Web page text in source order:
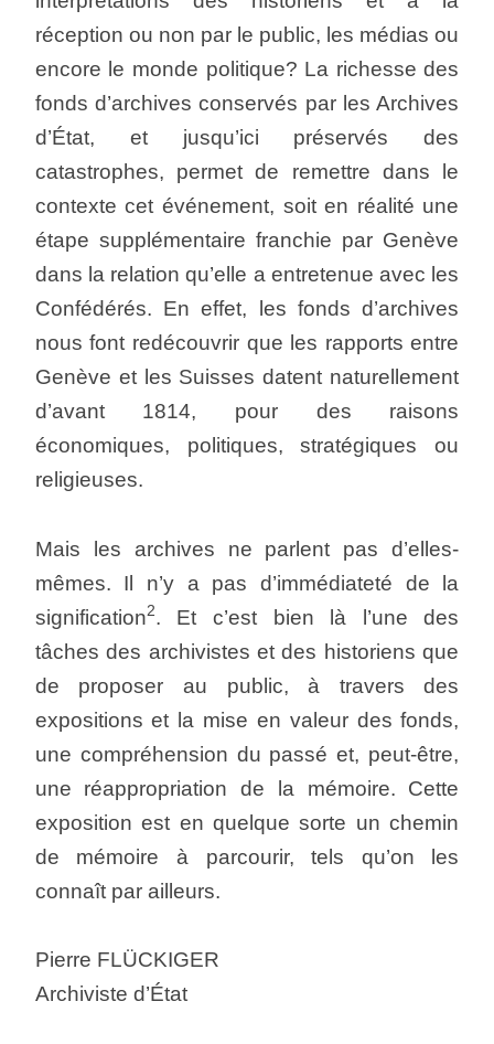
réception ou non par le public, les médias ou
encore le monde politique? La richesse des
fonds d’archives conservés par les Archives
d’État, et jusqu’ici préservés des
catastrophes, permet de remettre dans le
contexte cet événement, soit en réalité une
étape supplémentaire franchie par Genève
dans la relation qu’elle a entretenue avec les
Confédérés. En effet, les fonds d’archives
nous font redécouvrir que les rapports entre
Genève et les Suisses datent naturellement
d’avant 1814, pour des raisons
économiques, politiques, stratégiques ou
religieuses.
Mais les archives ne parlent pas d’elles-
mêmes. Il n’y a pas d’immédiateté de la
signification2. Et c’est bien là l’une des
tâches des archivistes et des historiens que
de proposer au public, à travers des
expositions et la mise en valeur des fonds,
une compréhension du passé et, peut-être,
une réappropriation de la mémoire. Cette
exposition est en quelque sorte un chemin
de mémoire à parcourir, tels qu’on les
connaît par ailleurs.
Pierre FLÜCKIGER
Archiviste d’État